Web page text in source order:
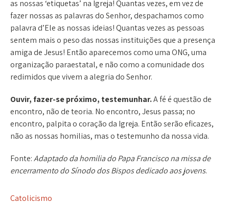
as nossas ‘etiquetas’ na Igreja! Quantas vezes, em vez de
fazer nossas as palavras do Senhor, despachamos como
palavra d’Ele as nossas ideias! Quantas vezes as pessoas
sentem mais o peso das nossas instituições que a presença
amiga de Jesus! Então aparecemos como uma ONG, uma
organização paraestatal, e não como a comunidade dos
redimidos que vivem a alegria do Senhor.
Ouvir, fazer-se próximo, testemunhar.A fé é questão de
encontro, não de teoria. No encontro, Jesus passa; no
encontro, palpita o coração da Igreja. Então serão eficazes,
não as nossas homilias, mas o testemunho da nossa vida.
Fonte:Adaptado da homilia do Papa Francisco na missa de
encerramento do Sínodo dos Bispos dedicado aos jovens.
Catolicismo